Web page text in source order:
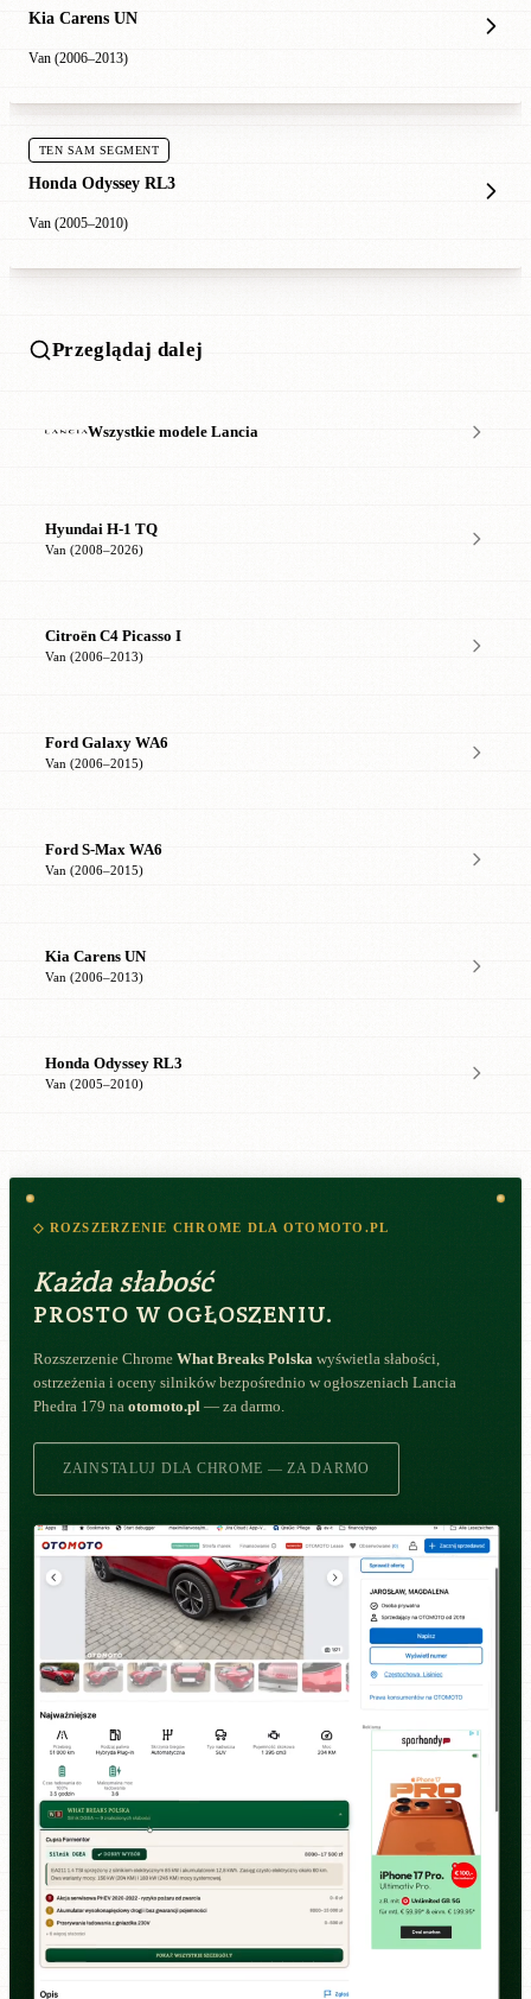
Kia Carens UN
Van (2006–2013)
TEN SAM SEGMENT
Honda Odyssey RL3
Van (2005–2010)
Przeglądaj dalej
Wszystkie modele Lancia
Hyundai H-1 TQ
Van (2008–2026)
Citroën C4 Picasso I
Van (2006–2013)
Ford Galaxy WA6
Van (2006–2015)
Ford S-Max WA6
Van (2006–2015)
Kia Carens UN
Van (2006–2013)
Honda Odyssey RL3
Van (2005–2010)
◇ ROZSZERZENIE CHROME DLA OTOMOTO.PL
Każda słabość
PROSTO W OGŁOSZENIU.
Rozszerzenie Chrome What Breaks Polska wyświetla słabości,
ostrzeżenia i oceny silników bezpośrednio w ogłoszeniach Lancia
Phedra 179 na otomoto.pl — za darmo.
ZAINSTALUJ DLA CHROME — ZA DARMO